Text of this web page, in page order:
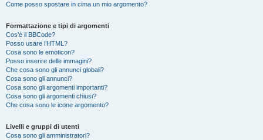
Come posso spostare in cima un mio argomento?
Formattazione e tipi di argomenti
Cos’è il BBCode?
Posso usare l’HTML?
Cosa sono le emoticon?
Posso inserire delle immagini?
Che cosa sono gli annunci globali?
Cosa sono gli annunci?
Cosa sono gli argomenti importanti?
Cosa sono gli argomenti chiusi?
Che cosa sono le icone argomento?
Livelli e gruppi di utenti
Cosa sono gli amministratori?